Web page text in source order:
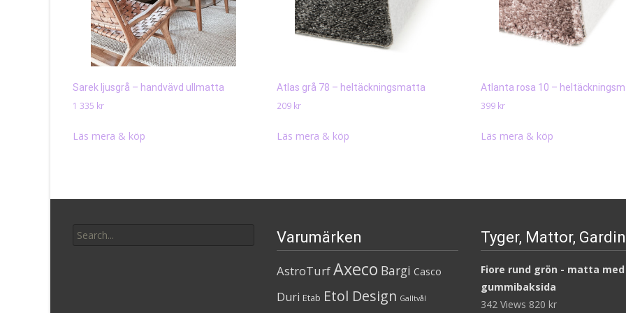
Sarek ljusgrå – handvävd ullmatta
1 335 kr
Läs mera & köp
Atlas grå 78 – heltäckningsmatta
209 kr
Läs mera & köp
Atlanta rosa 10 –
399 kr
Läs mera & köp
for:
Varumärken
AstroTurfAxeco Bargi Casco
Duri Etab Etol Design Galltvål
Tyger, Mattor,
Fiore rund grön - matta med
gummibaksida
342 Views 820 kr